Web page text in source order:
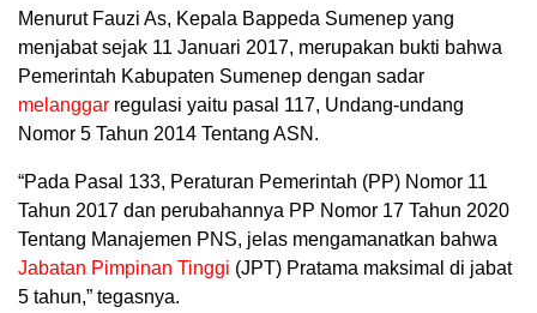
Menurut Fauzi As, Kepala Bappeda Sumenep yang
menjabat sejak 11 Januari 2017, merupakan bukti bahwa
Pemerintah Kabupaten Sumenep dengan sadar
melanggar regulasi yaitu pasal 117, Undang-undang
Nomor 5 Tahun 2014 Tentang ASN.
“Pada Pasal 133, Peraturan Pemerintah (PP) Nomor 11
Tahun 2017 dan perubahannya PP Nomor 17 Tahun 2020
Tentang Manajemen PNS, jelas mengamanatkan bahwa
Jabatan Pimpinan Tinggi (JPT) Pratama maksimal di jabat
5 tahun,” tegasnya.